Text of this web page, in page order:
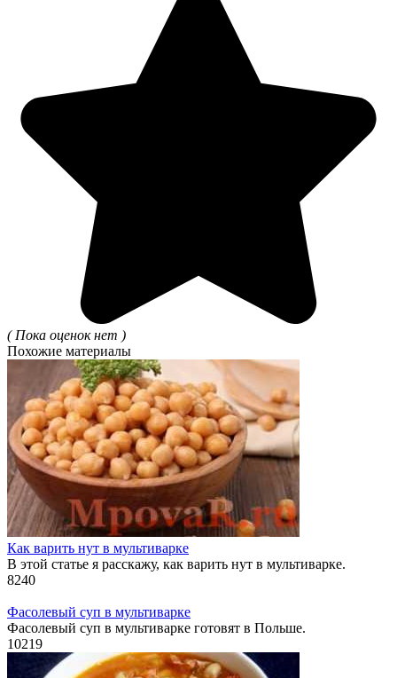
( Пока оценок нет )
Похожие материалы
Как варить нут в мультиварке
В этой статье я расскажу, как варить нут в мультиварке.
8240
Фасолевый суп в мультиварке
Фасолевый суп в мультиварке готовят в Польше.
10219